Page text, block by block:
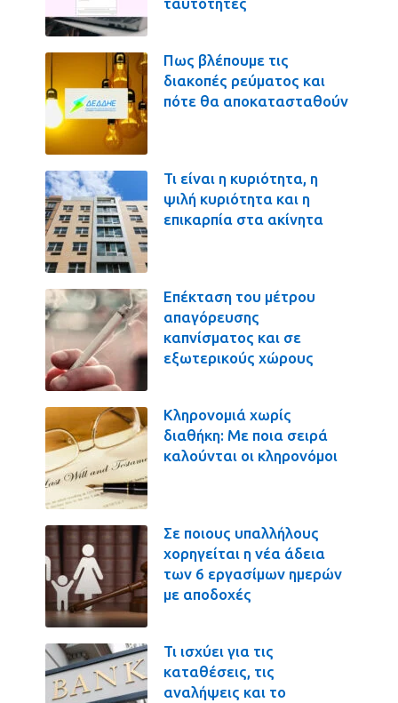
Πως βλέπουμε τις
διακοπές ρεύματος και
πότε θα αποκατασταθούν
Τι είναι η κυριότητα, η
ψιλή κυριότητα και η
επικαρπία στα ακίνητα
Επέκταση του μέτρου
απαγόρευσης
καπνίσματος και σε
εξωτερικούς χώρους
Κληρονομιά χωρίς
διαθήκη: Με ποια σειρά
καλούνται οι κληρονόμοι
Σε ποιους υπαλλήλους
χορηγείται η νέα άδεια
των 6 εργασίμων ημερών
με αποδοχές
Τι ισχύει για τις
καταθέσεις, τις
αναλήψεις και το